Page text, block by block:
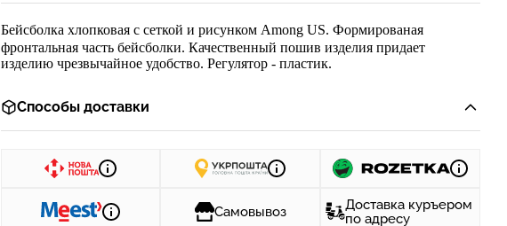
Бейсболка хлопковая с сеткой и рисунком Among US. Формированая
фронтальная часть бейсболки. Качественный пошив изделия придает
изделию чрезвычайное удобство. Регулятор - пластик.
Способы доставки
Самовывоз
Доставка куръером
по адресу